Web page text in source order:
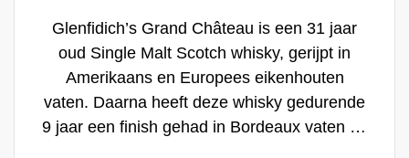
Glenfidich’s Grand Château is een 31 jaar
oud Single Malt Scotch whisky, gerijpt in
Amerikaans en Europees eikenhouten
vaten. Daarna heeft deze whisky gedurende
9 jaar een finish gehad in Bordeaux vaten uit